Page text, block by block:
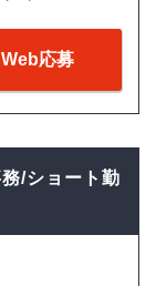
Web応募
/ショート勤